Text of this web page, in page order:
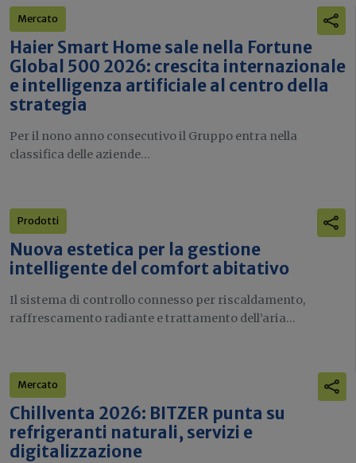
Mercato
Haier Smart Home sale nella Fortune
Global 500 2026: crescita internazionale
e intelligenza artificiale al centro della
strategia
Per il nono anno consecutivo il Gruppo entra nella
classifica delle aziende...
Prodotti
Nuova estetica per la gestione
intelligente del comfort abitativo
Il sistema di controllo connesso per riscaldamento,
raffrescamento radiante e trattamento dell’aria...
Mercato
Chillventa 2026: BITZER punta su
refrigeranti naturali, servizi e
digitalizzazione